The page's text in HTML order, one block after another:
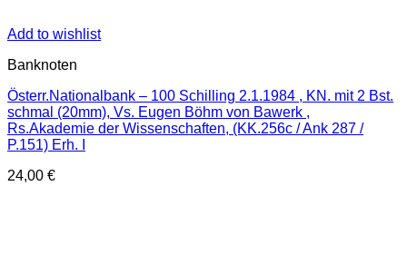
Add to wishlist
Banknoten
Österr.Nationalbank – 100 Schilling 2.1.1984 , KN. mit 2 Bst.
schmal (20mm), Vs. Eugen Böhm von Bawerk ,
Rs.Akademie der Wissenschaften, (KK.256c / Ank 287 /
P.151) Erh. I
24,00 €